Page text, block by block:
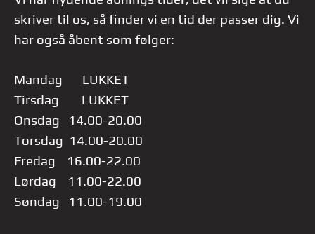
skriver til os, så finder vi en tid der passer dig. Vi
har også åbent som følger:
Mandag LUKKET
Tirsdag LUKKET
Onsdag 14.00-20.00
Torsdag 14.00-20.00
Fredag 16.00-22.00
Lørdag 11.00-22.00
Søndag 11.00-19.00